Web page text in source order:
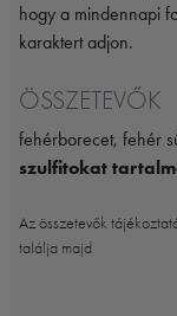
hogy a mindennapi
karaktert adjon.
ÖSSZETEVŐK
fehérborecet, fehér
szulfitokat
Az összetevők
találja majd